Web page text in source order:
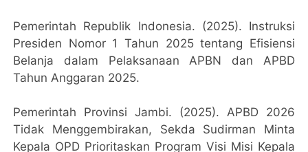
Pemerintah Republik Indonesia. (2025). Instruksi
Presiden Nomor 1 Tahun 2025 tentang Efisiensi
Belanja dalam Pelaksanaan APBN dan APBD
Tahun Anggaran 2025.
Pemerintah Provinsi Jambi. (2025). APBD 2026
Tidak Menggembirakan, Sekda Sudirman Minta
Kepala OPD Prioritaskan Program Visi Misi Kepala